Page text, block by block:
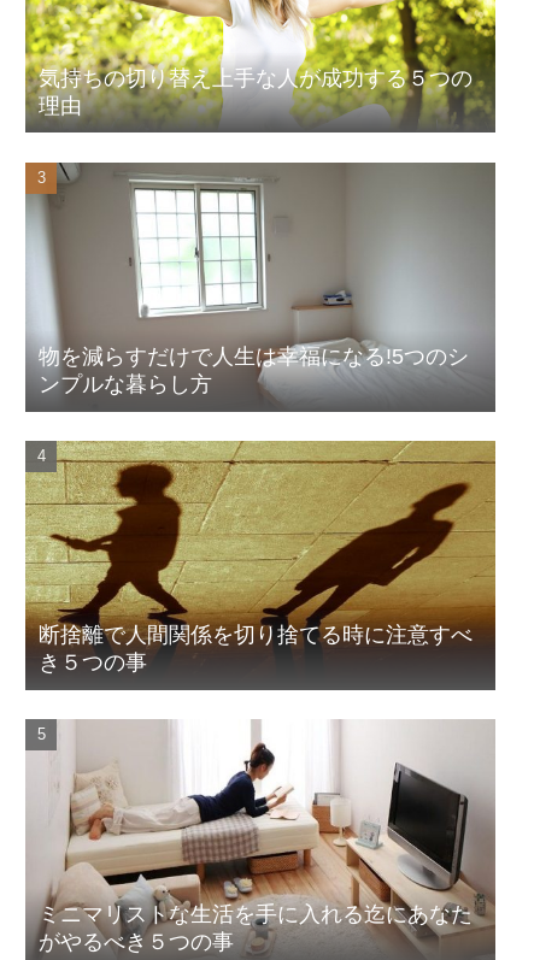
気持ちの切り替え上手な人が成功する５つの
理由
物を減らすだけで人生は幸福になる!5つのシ
ンプルな暮らし方
断捨離で人間関係を切り捨てる時に注意すべ
き５つの事
ミニマリストな生活を手に入れる迄にあなた
がやるべき５つの事